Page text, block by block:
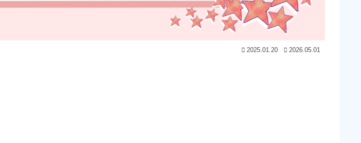
2025.01.20 2026.05.01